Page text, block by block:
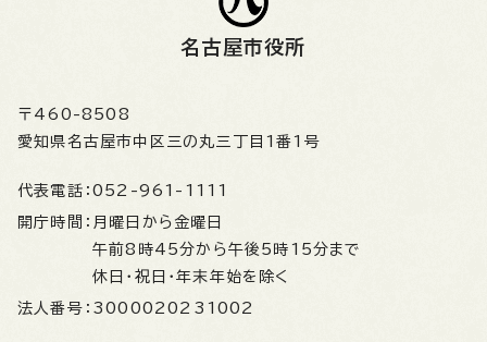
名古屋市役所
〒460-8508
愛知県名古屋市中区三の丸三丁目1番1号
代表電話： 052-961-1111
開庁時間： 月曜日から金曜日
午前8時45分から午後5時15分まで
休日・祝日・年末年始を除く
法人番号： 3000020231002